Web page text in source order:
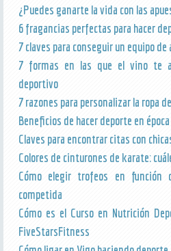
¿Puedes ganarte la vida con las
6 fragancias perfectas para hacer
7 claves para conseguir un equipo
7 formas en las que el vino te
deportivo
7 razones para personalizar la ropa
Beneficios de hacer deporte en
Claves para encontrar citas con
Colores de cinturones de karate:
Cómo elegir trofeos en función
competida
Cómo es el Curso en Nutrición
FiveStarsFitness